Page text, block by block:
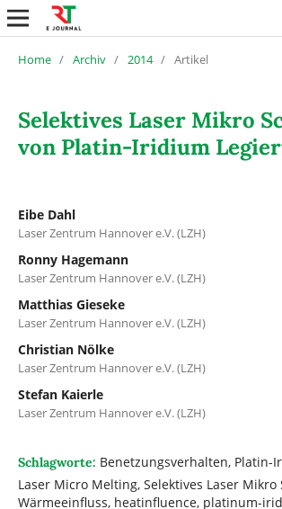
Home / Archiv / 2014 / Artikel
Selektives Laser Mikro
von Platin-Iridium
Eibe Dahl
Laser Zentrum Hannover e.V. (LZH)
Ronny Hagemann
Laser Zentrum Hannover e.V. (LZH)
Matthias Gieseke
Laser Zentrum Hannover e.V. (LZH)
Christian Nölke
Laser Zentrum Hannover e.V. (LZH)
Stefan Kaierle
Laser Zentrum Hannover e.V. (LZH)
Schlagworte: Benetzungsverhalten, Platin-
Laser Micro Melting, Selektives Laser Mikro
Wärmeeinfluss, heatinfluence, platinum-